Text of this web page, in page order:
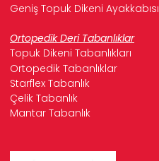
Geniş Topuk Dikeni Ayakkabısı
Ortopedik Deri Tabanlıklar
Topuk Dikeni Tabanlıkları
Ortopedik Tabanlıklar
Starflex Tabanlık
Çelik Tabanlık
Mantar Tabanlık